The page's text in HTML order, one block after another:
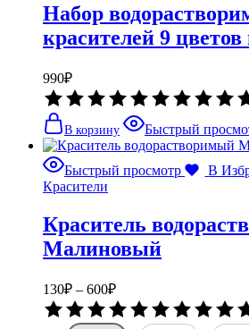
товара.
Набор
красителей 9 цветов
990₽
В корзину Быстрый
Быстрый просмотр
В
Красители
Краситель
Малиновый
130₽ – 600₽Диапазон
цен:
130₽